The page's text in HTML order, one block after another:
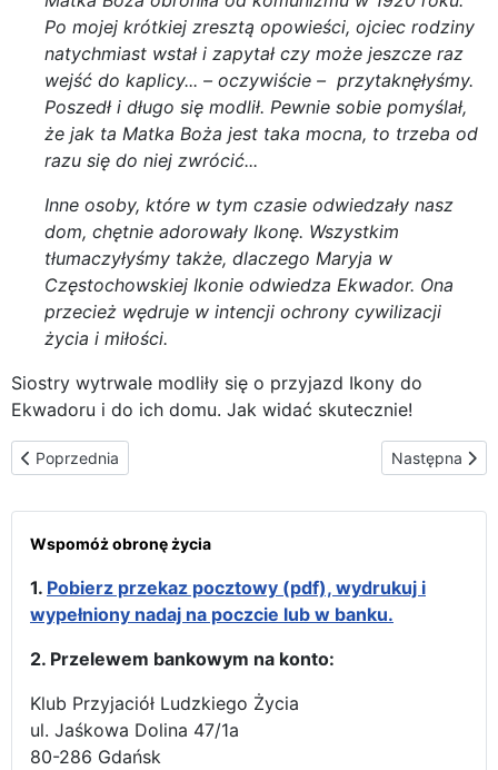
Po mojej krótkiej zresztą opowieści, ojciec rodziny
natychmiast wstał i zapytał czy może jeszcze raz
wejść do kaplicy... – oczywiście – przytaknęłyśmy.
Poszedł i długo się modlił. Pewnie sobie pomyślał,
że jak ta Matka Boża jest taka mocna, to trzeba od
razu się do niej zwrócić...
Inne osoby, które w tym czasie odwiedzały nasz
dom, chętnie adorowały Ikonę. Wszystkim
tłumaczyłyśmy także, dlaczego Maryja w
Częstochowskiej Ikonie odwiedza Ekwador. Ona
przecież wędruje w intencji ochrony cywilizacji
życia i miłości.
Siostry wytrwale modliły się o przyjazd Ikony do
Ekwadoru i do ich domu. Jak widać skutecznie!
Poprzednia strona: Parafia Wniebowzięcia Matki Bożej w Santo
Poprzednia Następna
Następna
Wspomóż obronę życia
1. Pobierz przekaz pocztowy (pdf), wydrukuj i
wypełniony nadaj na poczcie lub w banku.
2. Przelewem bankowym na konto:
Klub Przyjaciół Ludzkiego Życia
ul. Jaśkowa Dolina 47/1a
80-286 Gdańsk